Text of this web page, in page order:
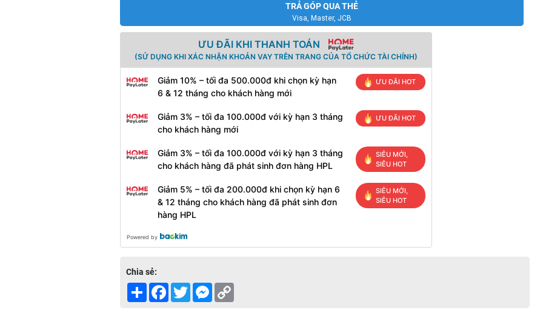
TRẢ GÓP QUA THẺ
Visa, Master, JCB
ƯU ĐÃI KHI THANH TOÁN
(SỬ DỤNG KHI XÁC NHẬN KHOẢN VAY TRÊN TRANG CỦA TỔ CHỨC TÀI CHÍNH)
Giảm 10% – tối đa 500.000đ khi chọn kỳ hạn
6 & 12 tháng cho khách hàng mới
ƯU ĐÃI HOT
Giảm 3% – tối đa 100.000đ với kỳ hạn 3 tháng
cho khách hàng mới
ƯU ĐÃI HOT
Giảm 3% – tối đa 100.000đ với kỳ hạn 3 tháng
cho khách hàng đã phát sinh đơn hàng HPL
SIÊU MỚI,
SIÊU HOT
Giảm 5% – tối đa 200.000đ khi chọn kỳ hạn 6
& 12 tháng cho khách hàng đã phát sinh đơn
hàng HPL
SIÊU MỚI,
SIÊU HOT
Powered by
Chia sẻ:
Share Facebook
TwitterMessenger